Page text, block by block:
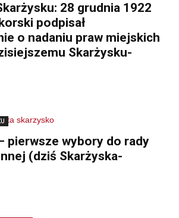
28 grudnia 1922
podpisał
o nadaniu praw miejskich
Skarżysku-
pierwsze wybory do rady
(dziś Skarżyska-